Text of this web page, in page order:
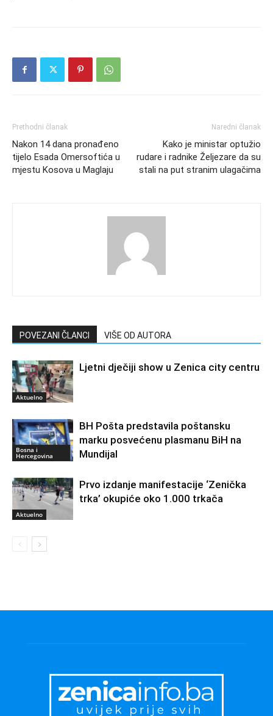
Prethodni članak
Nakon 14 dana pronađeno
tijelo Esada Omersoftića u
mjestu Kosova u Maglaju
Naredni članak
Kako je ministar optužio
rudare i radnike Željezare da su
stali na put stranim ulagačima
POVEZANI ČLANCI VIŠE OD AUTORA
Aktuelno
Ljetni dječiji show u Zenica city centru
Bosna i
Hercegovina
BH Pošta predstavila poštansku
marku posvećenu plasmanu BiH na
Mundijal
Aktuelno
Prvo izdanje manifestacije ‘Zenička
trka’ okupiće oko 1.000 trkača